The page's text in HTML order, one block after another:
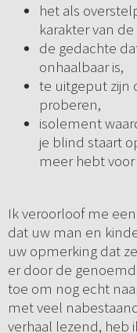
het als
karakter van
de gedachte
onhaalbaar is,
te uitgeput zijn
proberen,
isolement
je blind staart
meer hebt
Ik veroorloof me
dat uw man en
uw opmerking dat
er door de
toe om nog echt
met veel
verhaal lezend, heb